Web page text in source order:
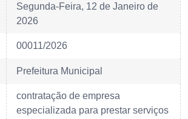
Segunda-Feira, 12 de Janeiro de
2026
00011/2026
Prefeitura Municipal
contratação de empresa
especializada para prestar serviços